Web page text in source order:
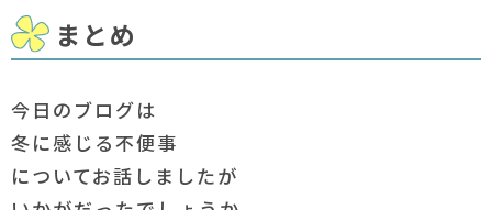
まとめ
今日のブログは
冬に感じる不便事
についてお話しましたが